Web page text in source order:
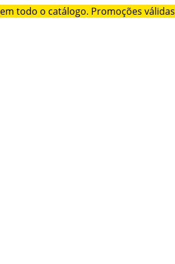
em todo o catálogo. Promoções válidas